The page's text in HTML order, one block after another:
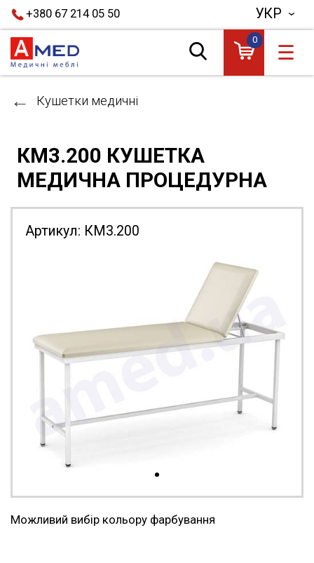
+380 67 214 05 50 УКР
0
☰
Кушетки медичні
КМ3.200 КУШЕТКА
МЕДИЧНА ПРОЦЕДУРНА
Артикул: КМ3.200
Можливий вибір кольору фарбування